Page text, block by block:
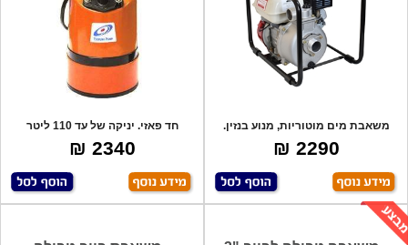
משאבת מים מוטוריות, מנוע בנזין.
שילוב ש
2290 ₪
חד פאזי. יניקה של עד 110 ליטר
בדקה. גובה
2340 ₪